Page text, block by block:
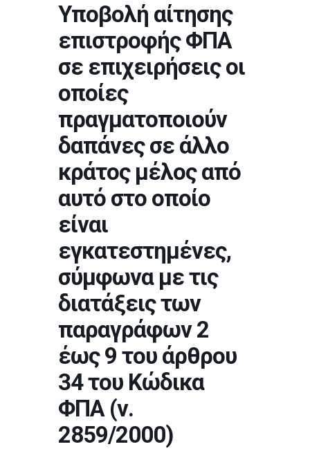
Υποβολή αίτησης
επιστροφής ΦΠΑ
σε επιχειρήσεις οι
οποίες
πραγματοποιούν
δαπάνες σε άλλο
κράτος μέλος από
αυτό στο οποίο
είναι
εγκατεστημένες,
σύμφωνα με τις
διατάξεις των
παραγράφων 2
έως 9 του άρθρου
34 του Κώδικα
ΦΠΑ (ν.
2859/2000)